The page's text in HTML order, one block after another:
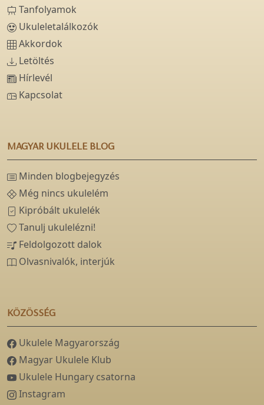
Tanfolyamok
Ukuleletalálkozók
Akkordok
Letöltés
Hírlevél
Kapcsolat
MAGYAR UKULELE BLOG
Minden blogbejegyzés
Még nincs ukulelém
Kipróbált ukulelék
Tanulj ukulelézni!
Feldolgozott dalok
Olvasnivalók, interjúk
KÖZÖSSÉG
Ukulele Magyarország
Magyar Ukulele Klub
Ukulele Hungary csatorna
Instagram